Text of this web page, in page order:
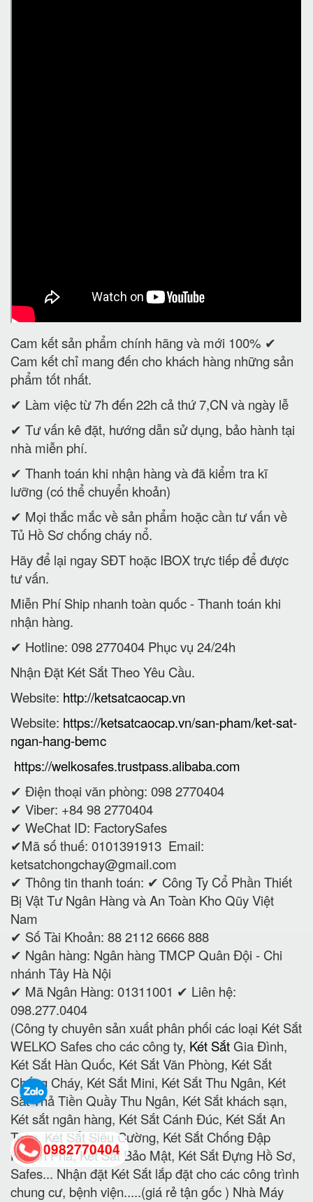
Cam kết sản phẩm chính hãng và mới 100% ✔
Cam kết chỉ mang đến cho khách hàng những sản
phẩm tốt nhất.
✔ Làm việc từ 7h đến 22h cả thứ 7,CN và ngày lễ
✔ Tư vấn kê đặt, hướng dẫn sử dụng, bảo hành tại
nhà miễn phí.
✔ Thanh toán khi nhận hàng và đã kiểm tra kĩ
lưỡng (có thể chuyển khoản)
✔ Mọi thắc mắc về sản phẩm hoặc cần tư vấn về
Tủ Hồ Sơ chống cháy nổ.
Hãy để lại ngay SĐT hoặc IBOX trực tiếp để được
tư vấn.
Miễn Phí Ship nhanh toàn quốc - Thanh toán khi
nhận hàng.
✔ Hotline: 098 2770404 Phục vụ 24/24h
Nhận Đặt Két Sắt Theo Yêu Cầu.
Website: http://ketsatcaocap.vn
Website: https://ketsatcaocap.vn/san-pham/ket-sat-
ngan-hang-bemc
https://welkosafes.trustpass.alibaba.com
✔ Điện thoại văn phòng: 098 2770404
✔ Viber: +84 98 2770404
✔ WeChat ID: FactorySafes
✔Mã số thuế: 0101391913 Email:
ketsatchongchay@gmail.com
✔ Thông tin thanh toán: ✔ Công Ty Cổ Phần Thiết
Bị Vật Tư Ngân Hàng và An Toàn Kho Qũy Việt
Nam
✔ Số Tài Khoản: 88 2112 6666 888
✔ Ngân hàng: Ngân hàng TMCP Quân Đội - Chi
nhánh Tây Hà Nội
✔ Mã Ngân Hàng: 01311001 ✔ Liên hệ:
098.277.0404
(Công ty chuyên sản xuất phân phối các loại Két Sắt
WELKO Safes cho các công ty, Két Sắt Gia Đình,
Két Sắt Hàn Quốc, Két Sắt Văn Phòng, Két Sắt
Chống Cháy, Két Sắt Mini, Két Sắt Thu Ngân, Két
Sắt Thả Tiền Quầy Thu Ngân, Két Sắt khách sạn,
Két sắt ngân hàng, Két Sắt Cánh Đúc, Két Sắt An
Toàn, Két Sắt Siêu Cường, Két Sắt Chống Đập
Khoan Phá, Két Sắt Bảo Mật, Két Sắt Đựng Hồ Sơ,
Safes... Nhận đặt Két Sắt lắp đặt cho các công trình
chung cư, bệnh viện.....(giá rẻ tận gốc ) Nhà Máy
0982770404
back